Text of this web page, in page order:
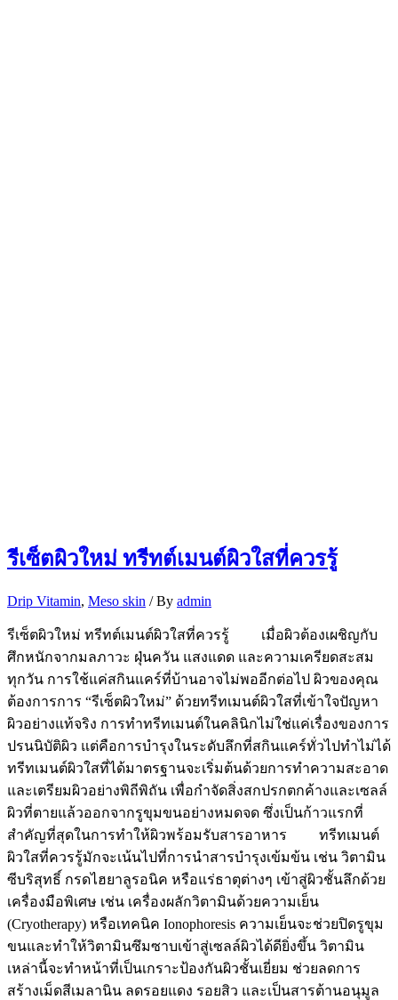
รีเซ็ตผิวใหม่ ทรีทต์เมนต์ผิวใสที่ควรรู้
Drip Vitamin, Meso skin / By admin
รีเซ็ตผิวใหม่ ทรีทต์เมนต์ผิวใสที่ควรรู้ เมื่อผิวต้องเผชิญกับ
ศึกหนักจากมลภาวะ ฝุ่นควัน แสงแดด และความเครียดสะสม
ทุกวัน การใช้แค่สกินแคร์ที่บ้านอาจไม่พออีกต่อไป ผิวของคุณ
ต้องการการ “รีเซ็ตผิวใหม่” ด้วยทรีทเมนต์ผิวใสที่เข้าใจปัญหา
ผิวอย่างแท้จริง การทำทรีทเมนต์ในคลินิกไม่ใช่แค่เรื่องของการ
ปรนนิบัติผิว แต่คือการบำรุงในระดับลึกที่สกินแคร์ทั่วไปทำไม่ได้
ทรีทเมนต์ผิวใสที่ได้มาตรฐานจะเริ่มต้นด้วยการทำความสะอาด
และเตรียมผิวอย่างพิถีพิถัน เพื่อกำจัดสิ่งสกปรกตกค้างและเซลล์
ผิวที่ตายแล้วออกจากรูขุมขนอย่างหมดจด ซึ่งเป็นก้าวแรกที่
สำคัญที่สุดในการทำให้ผิวพร้อมรับสารอาหาร ทรีทเมนต์
ผิวใสที่ควรรู้มักจะเน้นไปที่การนำสารบำรุงเข้มข้น เช่น วิตามิน
ซีบริสุทธิ์ กรดไฮยาลูรอนิค หรือแร่ธาตุต่างๆ เข้าสู่ผิวชั้นลึกด้วย
เครื่องมือพิเศษ เช่น เครื่องผลักวิตามินด้วยความเย็น
(Cryotherapy) หรือเทคนิค Ionophoresis ความเย็นจะช่วยปิดรูขุม
ขนและทำให้วิตามินซึมซาบเข้าสู่เซลล์ผิวได้ดียิ่งขึ้น วิตามิน
เหล่านี้จะทำหน้าที่เป็นเกราะป้องกันผิวชั้นเยี่ยม ช่วยลดการ
สร้างเม็ดสีเมลานิน ลดรอยแดง รอยสิว และเป็นสารต้านอนุมูล